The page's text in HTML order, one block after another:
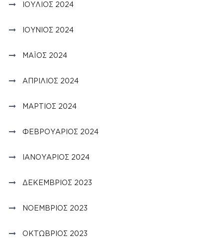
ΙΟΎΛΙΟΣ 2024
ΙΟΎΝΙΟΣ 2024
ΜΆΙΟΣ 2024
ΑΠΡΊΛΙΟΣ 2024
ΜΆΡΤΙΟΣ 2024
ΦΕΒΡΟΥΆΡΙΟΣ 2024
ΙΑΝΟΥΆΡΙΟΣ 2024
ΔΕΚΈΜΒΡΙΟΣ 2023
ΝΟΈΜΒΡΙΟΣ 2023
ΟΚΤΏΒΡΙΟΣ 2023